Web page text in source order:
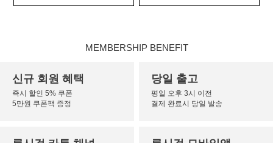
MEMBERSHIP BENEFIT
신규 회원 혜택
즉시 할인 5% 쿠폰
5만원 쿠폰팩 증정
당일 출고
평일 오후 3시 이전
결제 완료시 당일 발송